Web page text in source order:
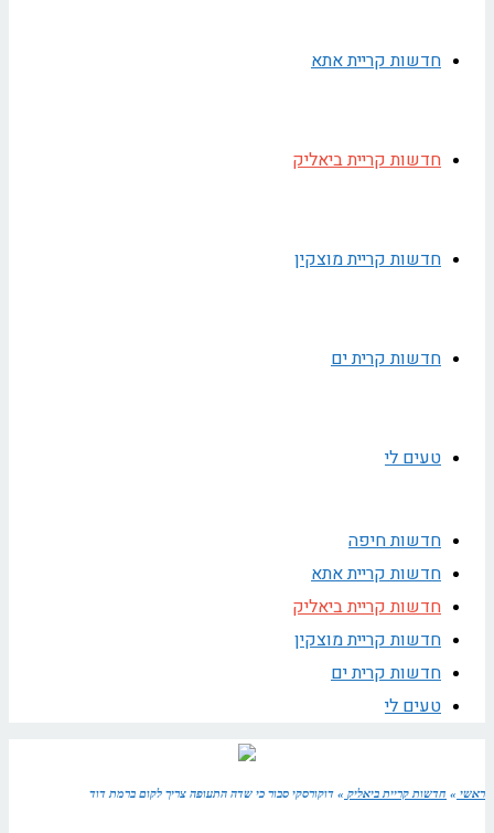
חדשות קריית אתא
חדשות קריית ביאליק
חדשות קריית מוצקין
חדשות קרית ים
טעים לי
חדשות חיפה
חדשות קריית אתא
חדשות קריית ביאליק
חדשות קריית מוצקין
חדשות קרית ים
טעים לי
ראשי » חדשות קריית ביאליק » דוקורסקי סבור כי שדה התעופה צריך לקום ברמת דוד